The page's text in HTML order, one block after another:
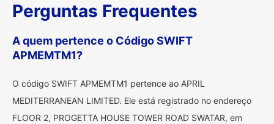
Perguntas Frequentes
A quem pertence o Código SWIFT
APMEMTM1?
O código SWIFT APMEMTM1 pertence ao APRIL
MEDITERRANEAN LIMITED. Ele está registrado no endereço
FLOOR 2, PROGETTA HOUSE TOWER ROAD SWATAR, em